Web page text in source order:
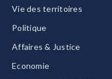
Vie des territoires
Politique
Affaires & Justice
Economie